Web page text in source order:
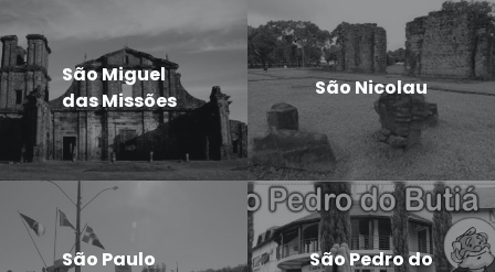
São Miguel
das Missões
São Nicolau
São Paulo
São Pedro do